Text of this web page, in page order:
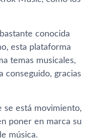
conocida
esta plataforma
temas musicales,
conseguido, gracias
se está movimiento,
poner en marca su
música.